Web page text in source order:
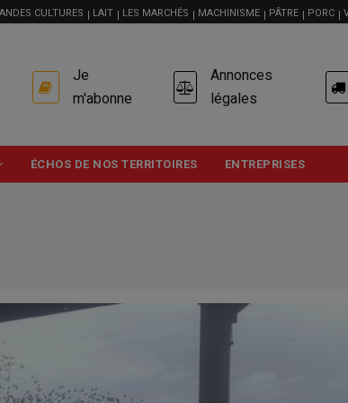
CULTURES LAIT LES MARCHÉS MACHINISME PÂTRE PORC
USER
ACCOUNT
MENU
Je
m'abonne
Annonces
légales
ÉCHOS DE NOS TERRITOIRES ENTREPRISES